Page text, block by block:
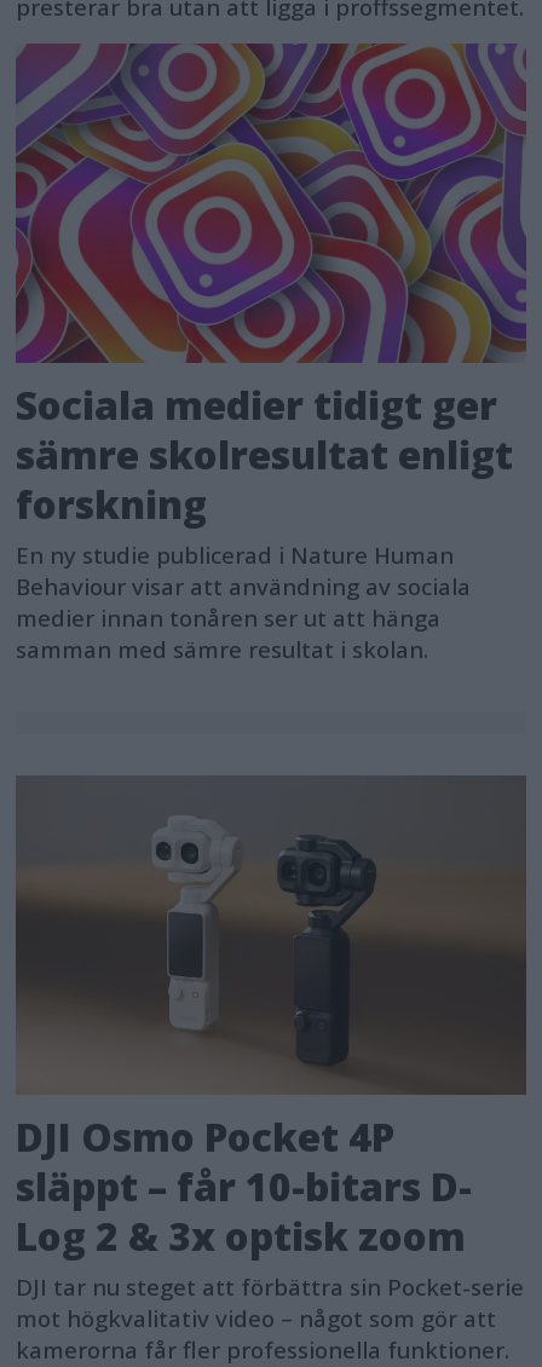
presterar bra utan att ligga i proffssegmentet.
Sociala medier tidigt ger
sämre skolresultat enligt
forskning
En ny studie publicerad i Nature Human
Behaviour visar att användning av sociala
medier innan tonåren ser ut att hänga
samman med sämre resultat i skolan.
DJI Osmo Pocket 4P
släppt – får 10-bitars D-
Log 2 & 3x optisk zoom
DJI tar nu steget att förbättra sin Pocket-serie
mot högkvalitativ video – något som gör att
kamerorna får fler professionella funktioner.